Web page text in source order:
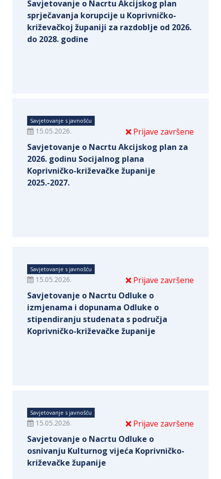
Savjetovanje o Nacrtu Akcijskog plan
sprječavanja korupcije u Koprivničko-
križevačkoj županiji za razdoblje od 2026.
do 2028. godine
Savjetovanje s javnošću
Prijave završene
15.05.2026.
Savjetovanje o Nacrtu Akcijskog plan za
2026. godinu Socijalnog plana
Koprivničko-križevačke županije
2025.-2027.
Savjetovanje s javnošću
Prijave završene
15.05.2026.
Savjetovanje o Nacrtu Odluke o
izmjenama i dopunama Odluke o
stipendiranju studenata s područja
Koprivničko-križevačke županije
Savjetovanje s javnošću
Prijave završene
15.05.2026.
Savjetovanje o Nacrtu Odluke o
osnivanju Kulturnog vijeća Koprivničko-
križevačke županije